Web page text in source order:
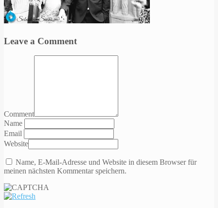
Leave a Comment
Comment
Name
Email
Website
Name, E-Mail-Adresse und Website in diesem Browser für
meinen nächsten Kommentar speichern.